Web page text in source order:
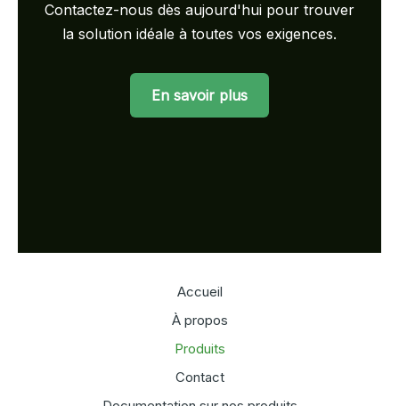
Contactez-nous dès aujourd'hui pour trouver
la solution idéale à toutes vos exigences.
En savoir plus
Accueil
À propos
Produits
Contact